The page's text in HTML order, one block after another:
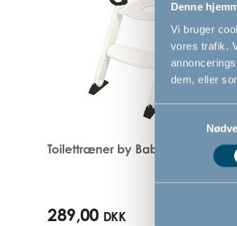
Denne
Vi bruger
vores trafik.
dem, eller
Samtykkevalg
Toilettræner by BabyDan
289,00 DKK